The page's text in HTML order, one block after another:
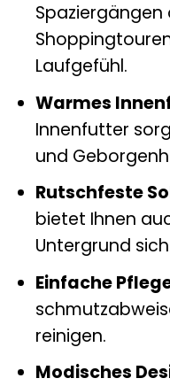
Laufgefühl.
Warmes
Innenfutter
und
Rutschfeste
bietet Ihnen
Untergrund
Einfache
reinigen.
Modisches